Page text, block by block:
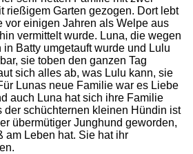
rießigem Garten gezogen. Dort lebt
vor einigen Jahren als Welpe aus
vermittelt wurde. Luna, die wegen
Batty umgetauft wurde und Lulu
sie toben den ganzen Tag
sich alles ab, was Lulu kann, sie
Lunas neue Familie war es Liebe
auch Luna hat sich ihre Familie
der schüchternen kleinen Hündin ist
übermütiger Junghund geworden,
am Leben hat. Sie hat ihr